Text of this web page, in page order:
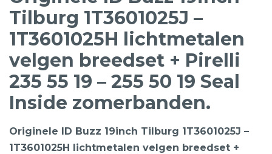
Tilburg 1T3601025J –
1T3601025H lichtmetalen
velgen breedset + Pirelli
235 55 19 – 255 50 19 Seal
Inside zomerbanden.
Originele ID Buzz 19inch Tilburg 1T3601025J –
1T3601025H lichtmetalen velgen breedset +